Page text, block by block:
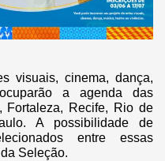
visuais, cinema, dança,
a agenda das
Fortaleza, Recife, Rio de
A possibilidade de
entre essas
Seleção.